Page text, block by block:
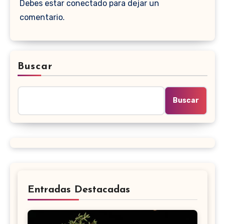
Debes estar conectado para dejar un
comentario.
Buscar
Buscar
Entradas Destacadas